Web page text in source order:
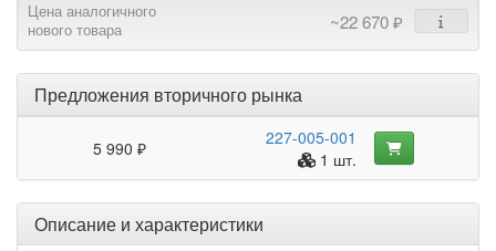
Цена аналогичного
нового товара
~22 670 ₽
Предложения вторичного рынка
5 990 ₽
227-005-001
1 шт.
Описание и характеристики